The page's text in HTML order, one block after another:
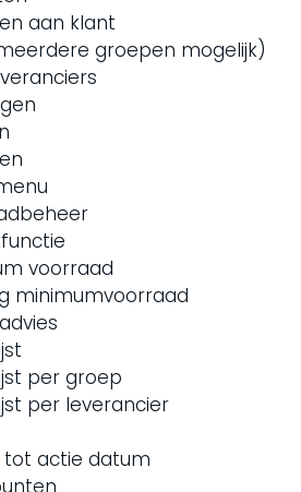
aan klant
groepen mogelijk)
voorraad
minimumvoorraad
per groep
per leverancier
tot actie datum